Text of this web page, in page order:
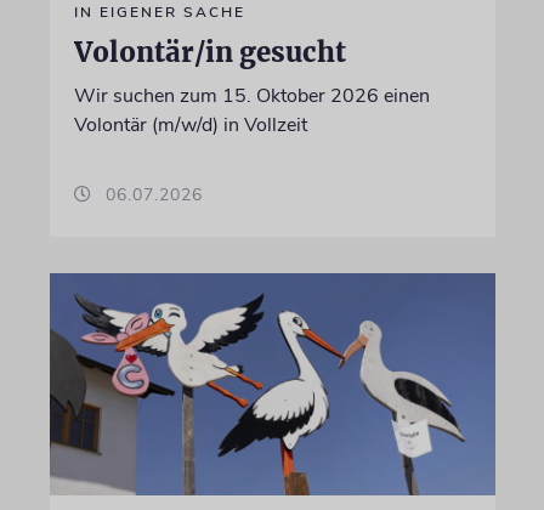
IN EIGENER SACHE
Volontär/in gesucht
Wir suchen zum 15. Oktober 2026 einen
Volontär (m/w/d) in Vollzeit
06.07.2026